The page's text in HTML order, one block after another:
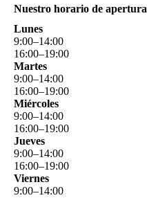
Nuestro horario de apertura
Lunes
9:00–14:00
16:00–19:00
Martes
9:00–14:00
16:00–19:00
Miércoles
9:00–14:00
16:00–19:00
Jueves
9:00–14:00
16:00–19:00
Viernes
9:00–14:00